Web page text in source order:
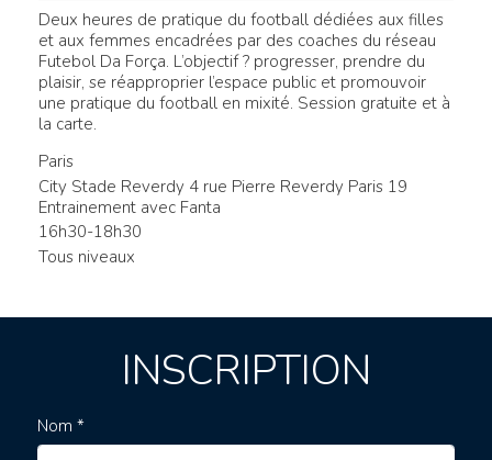
Deux heures de pratique du football dédiées aux filles
et aux femmes encadrées par des coaches du réseau
Futebol Da Força. L’objectif ? progresser, prendre du
plaisir, se réapproprier l’espace public et promouvoir
une pratique du football en mixité. Session gratuite et à
la carte.
Paris
City Stade Reverdy 4 rue Pierre Reverdy Paris 19
Entrainement avec Fanta
16h30-18h30
Tous niveaux
INSCRIPTION
Nom *